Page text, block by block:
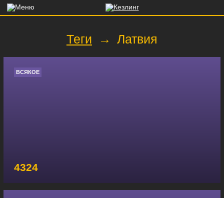
Теги → Латвия
ВСЯКОЕ
4324